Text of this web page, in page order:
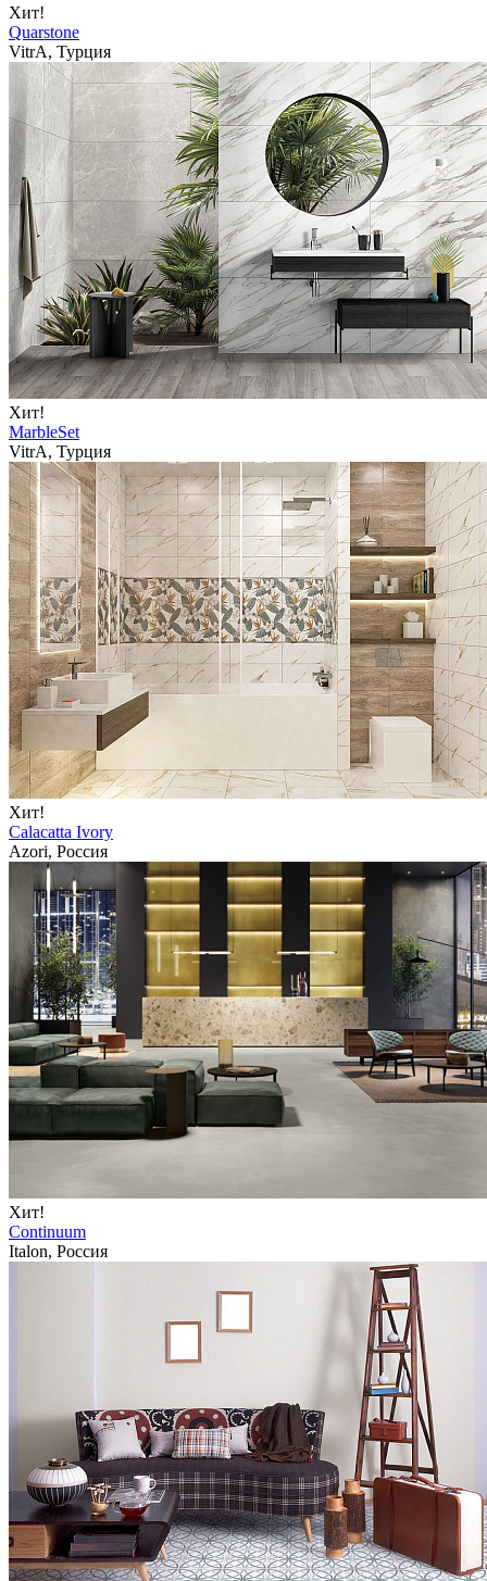
Хит!
Quarstone
VitrA, Турция
Хит!
MarbleSet
VitrA, Турция
Хит!
Calacatta Ivory
Azori, Россия
Хит!
Continuum
Italon, Россия